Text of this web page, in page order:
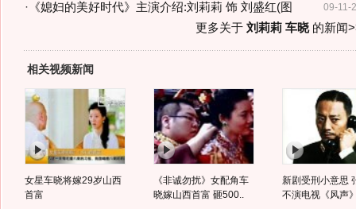
09-11-
· 《媳妇的美好时代》主演介绍:刘莉莉 饰 刘盛红(图
更多关于 刘莉莉 车晓的新闻
相关视频新闻
女星车晓将嫁29岁山西
首富
《非诚勿扰》女配角车
晓嫁山西首富 砸500..
新剧受刑小意思
不演电视《风声